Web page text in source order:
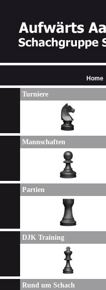
Turniere
Mannschaften
Partien
DJK Training
Rund um Schach
Home